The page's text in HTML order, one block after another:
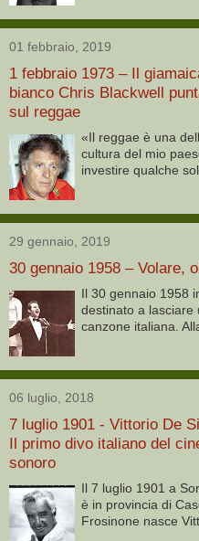
01 febbraio, 2019
1 febbraio 1973 – Il
bianco Chris Blackwell
sul reggae
«Il reggae è una
cultura del mio
investire qualche
29 gennaio, 2019
30 gennaio 1958 – Volare,
Il 30 gennaio 1958
destinato a lasciare
canzone italiana.
06 luglio, 2018
7 luglio 1901 - Vittorio De
Il primo divo italiano del
sonoro
Il 7 luglio 1901 a
è in provincia di
Frosinone nasce